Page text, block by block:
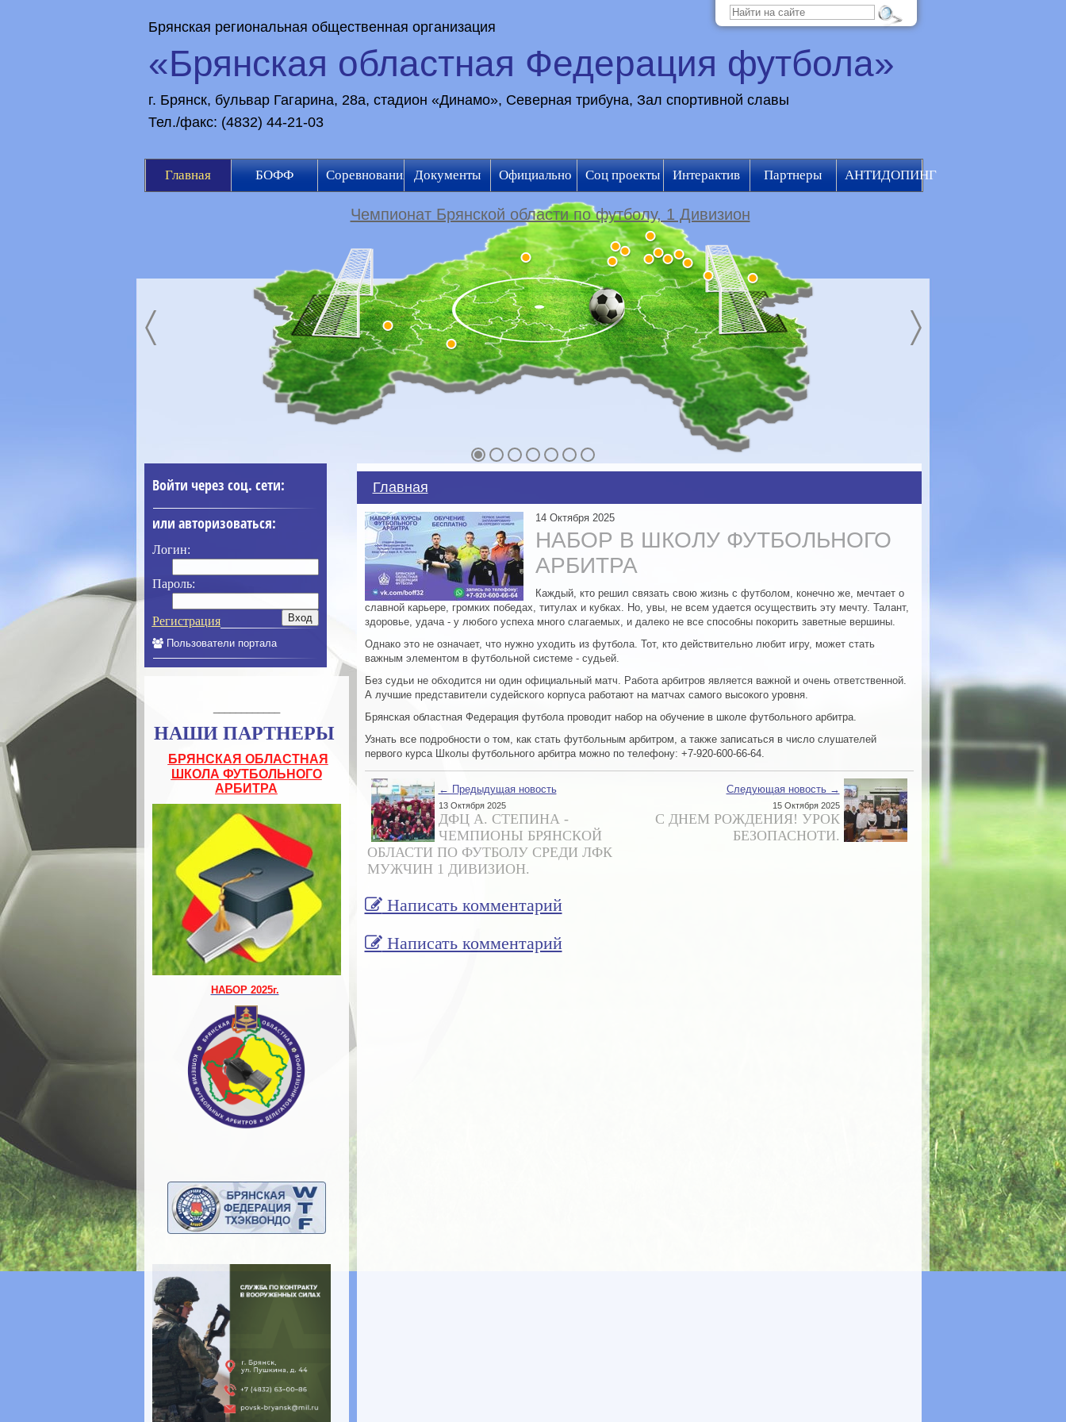
Брянская региональная общественная организация
«Брянская областная Федерация футбола»
г. Брянск, бульвар Гагарина, 28а, стадион «Динамо», Северная трибуна, Зал спортивной славы
Тел./факс: (4832) 44-21-03
Главная БОФФ Соревнования Документы Официально Соц проекты Интерактив Партнеры АНТИДОПИНГ
Чемпионат Брянской области по футболу, 1 Дивизион
Войти через соц. сети:
или авторизоваться:
Логин:
Пароль:
Регистрация
Пользователи портала
НАШИ ПАРТНЕРЫ
БРЯНСКАЯ ОБЛАСТНАЯ
ШКОЛА ФУТБОЛЬНОГО
АРБИТРА
НАБОР 2025г.
Главная
14 Октября 2025
НАБОР В ШКОЛУ ФУТБОЛЬНОГО
АРБИТРА
Каждый, кто решил связать свою жизнь с футболом, конечно же, мечтает о
славной карьере, громких победах, титулах и кубках. Но, увы, не всем удается осуществить эту мечту. Талант,
здоровье, удача - у любого успеха много слагаемых, и далеко не все способны покорить заветные вершины.
Однако это не означает, что нужно уходить из футбола. Тот, кто действительно любит игру, может стать
важным элементом в футбольной системе - судьей.
Без судьи не обходится ни один официальный матч. Работа арбитров является важной и очень ответственной.
А лучшие представители судейского корпуса работают на матчах самого высокого уровня.
Брянская областная Федерация футбола проводит набор на обучение в школе футбольного арбитра.
Узнать все подробности о том, как стать футбольным арбитром, а также записаться в число слушателей
первого курса Школы футбольного арбитра можно по телефону: ‪+7-920-600-66-64‬.
← Предыдущая новость
13 Октября 2025
ДФЦ А. СТЕПИНА -
ЧЕМПИОНЫ БРЯНСКОЙ
ОБЛАСТИ ПО ФУТБОЛУ СРЕДИ ЛФК
МУЖЧИН 1 ДИВИЗИОН.
Следующая новость →
15 Октября 2025
С ДНЕМ РОЖДЕНИЯ! УРОК
БЕЗОПАСНОТИ.
Написать комментарий
Написать комментарий